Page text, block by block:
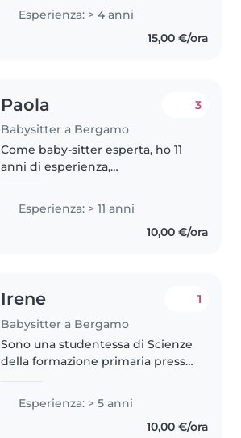
teacher with 4–5 years of
experience teaching children,
Esperienza: > 4 anni
15,00 €/ora
Paola
Babysitter a Bergamo
3
Come baby-sitter esperta, ho 11
anni di esperienza,
piccoli e neonati. Sono una
persona paziente e creativa, in
grado di intrattenere i bambini
Esperienza: > 11 anni
10,00 €/ora
Irene
Babysitter a Bergamo
1
Sono una studentessa di Scienze
della formazione primaria presso
insegnamento alle spalle,
compresi due anni presso una
Scuola Internazionale e come..
Esperienza: > 5 anni
10,00 €/ora